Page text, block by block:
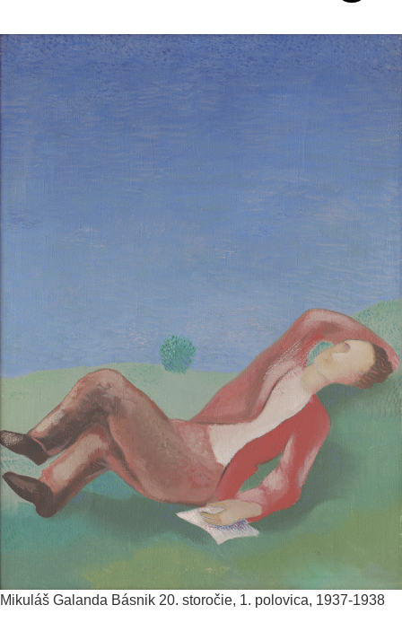
Mikuláš Galanda Básnik 20. storočie, 1. polovica, 1937-1938